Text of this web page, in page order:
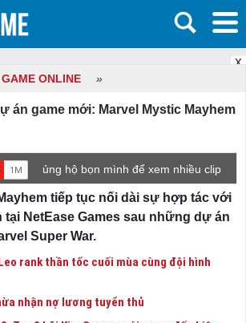
X
GAME ONLINE »
án game mới: Marvel Mystic Mayhem
ủng hộ bọn mình để xem nhiều clip
tiếp tục nối dài sự hợp tác với
NetEase Games sau những dự án
Super War.
rank thần tốc cuối mùa cùng đội hình
nhận nợ lương tuyển thủ